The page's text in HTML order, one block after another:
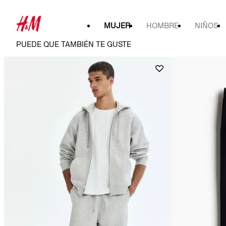
MUJER HOMBRE NIÑOS
PUEDE QUE TAMBIÉN TE GUSTE